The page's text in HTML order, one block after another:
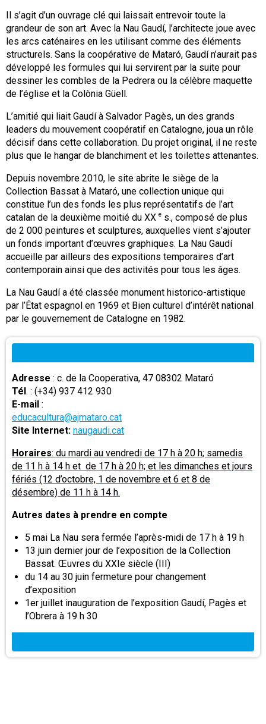
Il s’agit d’un ouvrage clé qui laissait entrevoir toute la
grandeur de son art. Avec la Nau Gaudí, l’architecte joue avec
les arcs caténaires en les utilisant comme des éléments
structurels. Sans la coopérative de Mataró, Gaudí n’aurait pas
développé les formules qui lui servirent par la suite pour
dessiner les combles de la Pedrera ou la célèbre maquette
de l’église et la Colònia Güell.
L’amitié qui liait Gaudí à Salvador Pagès, un des grands
leaders du mouvement coopératif en Catalogne, joua un rôle
décisif dans cette collaboration. Du projet original, il ne reste
plus que le hangar de blanchiment et les toilettes attenantes.
Depuis novembre 2010, le site abrite le siège de la
Collection Bassat à Mataró, une collection unique qui
constitue l’un des fonds les plus représentatifs de l’art
catalan de la deuxième moitié du XX e s., composé de plus
de 2 000 peintures et sculptures, auxquelles vient s’ajouter
un fonds important d’œuvres graphiques. La Nau Gaudí
accueille par ailleurs des expositions temporaires d’art
contemporain ainsi que des activités pour tous les âges.
La Nau Gaudí a été classée monument historico-artistique
par l’État espagnol en 1969 et Bien culturel d’intérêt national
par le gouvernement de Catalogne en 1982.
Adresse : c. de la Cooperativa, 47 08302 Mataró
Tél. : (+34) 937 412 930
E-mail :
educacultura@ajmataro.cat
Site Internet: naugaudi.cat
Horaires: du mardi au vendredi de 17 h à 20 h; samedis
de 11 h à 14 h et de 17 h à 20 h; et les dimanches et jours
fériés (12 d’octobre, 1 de novembre et 6 et 8 de
désembre) de 11 h à 14 h.
Autres dates à prendre en compte
5 mai La Nau sera fermée l’après-midi de 17 h à 19 h
13 juin dernier jour de l’exposition de la Collection
Bassat. Œuvres du XXIe siècle (III)
du 14 au 30 juin fermeture pour changement
d’exposition
1er juillet inauguration de l’exposition Gaudí, Pagès et
l’Obrera à 19 h 30